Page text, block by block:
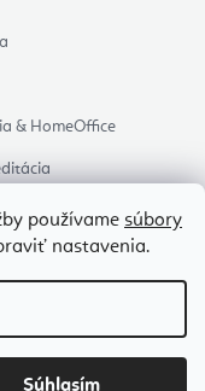
používame súbory
nastavenia.
Súhlasím
& HomeOffice
Upraviť nastavenie cookies